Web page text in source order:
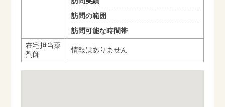
訪問の範囲
訪問可能な時間帯
在宅担当薬
剤師
情報はありません